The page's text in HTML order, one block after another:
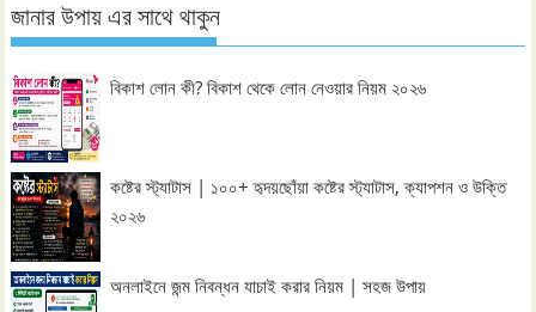
জানার উপায় এর সাথে থাকুন
বিকাশ লোন কী? বিকাশ থেকে লোন নেওয়ার নিয়ম ২০২৬
কষ্টের স্ট্যাটাস | ১০০+ হৃদয়ছোঁয়া কষ্টের স্ট্যাটাস, ক্যাপশন ও উক্তি
২০২৬
অনলাইনে জন্ম নিবন্ধন যাচাই করার নিয়ম | সহজ উপায়